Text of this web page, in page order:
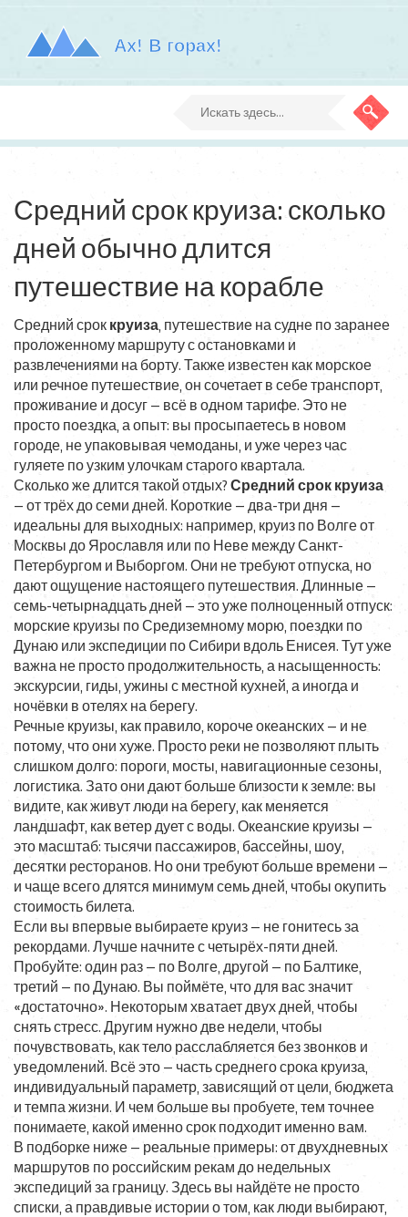
Средний срок круиза: сколько
дней обычно длится
путешествие на корабле
Средний срок круиза, путешествие на судне по заранее
проложенному маршруту с остановками и
развлечениями на борту. Также известен как морское
или речное путешествие, он сочетает в себе транспорт,
проживание и досуг — всё в одном тарифе. Это не
просто поездка, а опыт: вы просыпаетесь в новом
городе, не упаковывая чемоданы, и уже через час
гуляете по узким улочкам старого квартала.
Сколько же длится такой отдых? Средний срок круиза
— от трёх до семи дней. Короткие — два-три дня —
идеальны для выходных: например, круиз по Волге от
Москвы до Ярославля или по Неве между Санкт-
Петербургом и Выборгом. Они не требуют отпуска, но
дают ощущение настоящего путешествия. Длинные —
семь-четырнадцать дней — это уже полноценный отпуск:
морские круизы по Средиземному морю, поездки по
Дунаю или экспедиции по Сибири вдоль Енисея. Тут уже
важна не просто продолжительность, а насыщенность:
экскурсии, гиды, ужины с местной кухней, а иногда и
ночёвки в отелях на берегу.
Речные круизы, как правило, короче океанских — и не
потому, что они хуже. Просто реки не позволяют плыть
слишком долго: пороги, мосты, навигационные сезоны,
логистика. Зато они дают больше близости к земле: вы
видите, как живут люди на берегу, как меняется
ландшафт, как ветер дует с воды. Океанские круизы —
это масштаб: тысячи пассажиров, бассейны, шоу,
десятки ресторанов. Но они требуют больше времени —
и чаще всего длятся минимум семь дней, чтобы окупить
стоимость билета.
Если вы впервые выбираете круиз — не гонитесь за
рекордами. Лучше начните с четырёх-пяти дней.
Пробуйте: один раз — по Волге, другой — по Балтике,
третий — по Дунаю. Вы поймёте, что для вас значит
«достаточно». Некоторым хватает двух дней, чтобы
снять стресс. Другим нужно две недели, чтобы
почувствовать, как тело расслабляется без звонков и
уведомлений. Всё это — частьсреднего срока круиза,
индивидуальный параметр, зависящий от цели, бюджета
и темпа жизни. И чем больше вы пробуете, тем точнее
понимаете, какой именно срок подходит именно вам.
В подборке ниже — реальные примеры: от двухдневных
маршрутов по российским рекам до недельных
экспедиций за границу. Здесь вы найдёте не просто
списки, а правдивые истории о том, как люди выбирают,